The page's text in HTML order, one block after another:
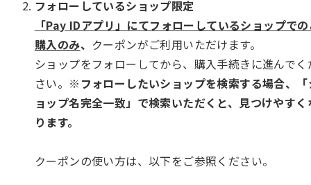
フォローしているショップ限定
「Pay IDアプリ」にてフォローしているショップで
購入のみ、 クーポンがご利用いただけます。
ショップをフォローしてから、購入手続きに進んでく
さい。 ※フォローしたいショップを検索する場合、「
ョップ名完全一致」で検索いただくと、見つけやすく
ります。
クーポンの使い方は、以下をご参照ください。